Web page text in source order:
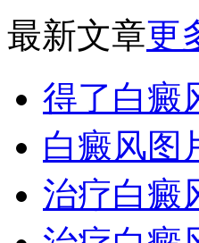
最新文章更
得了白癜
白癜风图
治疗白癜